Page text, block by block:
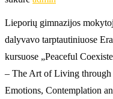
Lieporių gimnazijos
dalyvavo tarptautiniuose
kursuose „Peaceful
– The Art of Living
Emotions, Contemplation